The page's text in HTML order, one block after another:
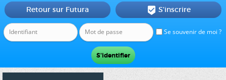
Se souvenir de moi ?
Retour sur Futura  S'inscrire